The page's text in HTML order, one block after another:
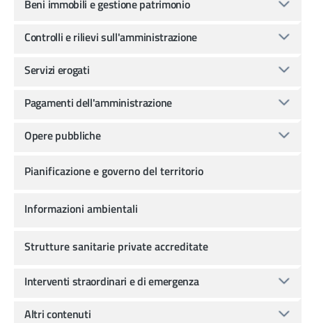
Beni immobili e gestione patrimonio
Controlli e rilievi sull'amministrazione
Servizi erogati
Pagamenti dell'amministrazione
Opere pubbliche
Pianificazione e governo del territorio
Informazioni ambientali
Strutture sanitarie private accreditate
Interventi straordinari e di emergenza
Altri contenuti